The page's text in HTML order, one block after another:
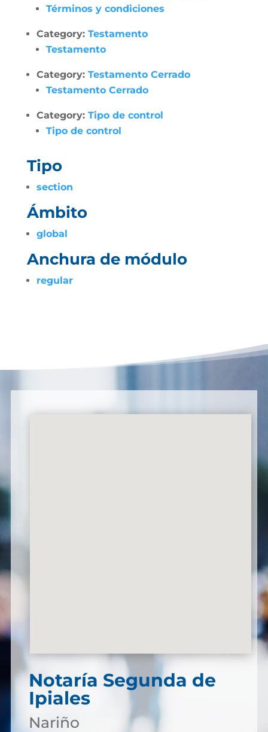
Términos y condiciones
Category: Testamento
Testamento
Category: Testamento Cerrado
Testamento Cerrado
Category: Tipo de control
Tipo de control
Tipo
section
Ámbito
global
Anchura de módulo
regular
Notaría Segunda de
Ipiales
Nariño